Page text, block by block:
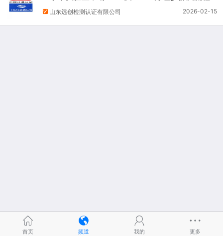
简单说说
2026-02-15
山东远创检测认证有限公司
首页 频道 我的 更多